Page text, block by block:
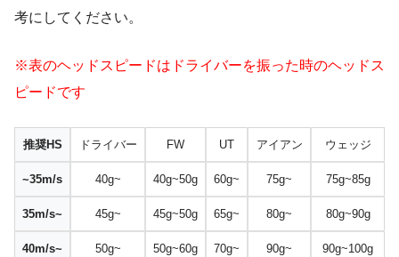
考にしてください。
※表のヘッドスピードはドライバーを振った時のヘッドス
ピードです
推奨HS ドライバー FW UT アイアン ウェッジ
~35m/s 40g~ 40g~50g 60g~ 75g~ 75g~85g
35m/s~ 45g~ 45g~50g 65g~ 80g~ 80g~90g
40m/s~ 50g~ 50g~60g 70g~ 90g~ 90g~100g